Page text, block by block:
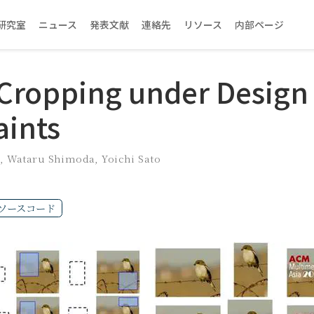
究室 ニュース 発表文献 連絡先 リソース 内部ページ
under Design
, Wataru Shimoda,Yoichi Sato
ースコード